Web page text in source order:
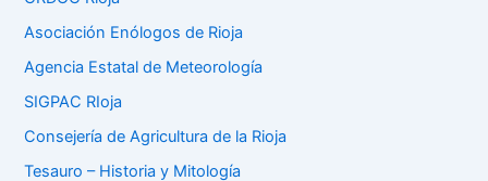
r
:
Asociación Enólogos de Rioja
Agencia Estatal de Meteorología
SIGPAC RIoja
Consejería de Agricultura de la Rioja
Tesauro – Historia y Mitología